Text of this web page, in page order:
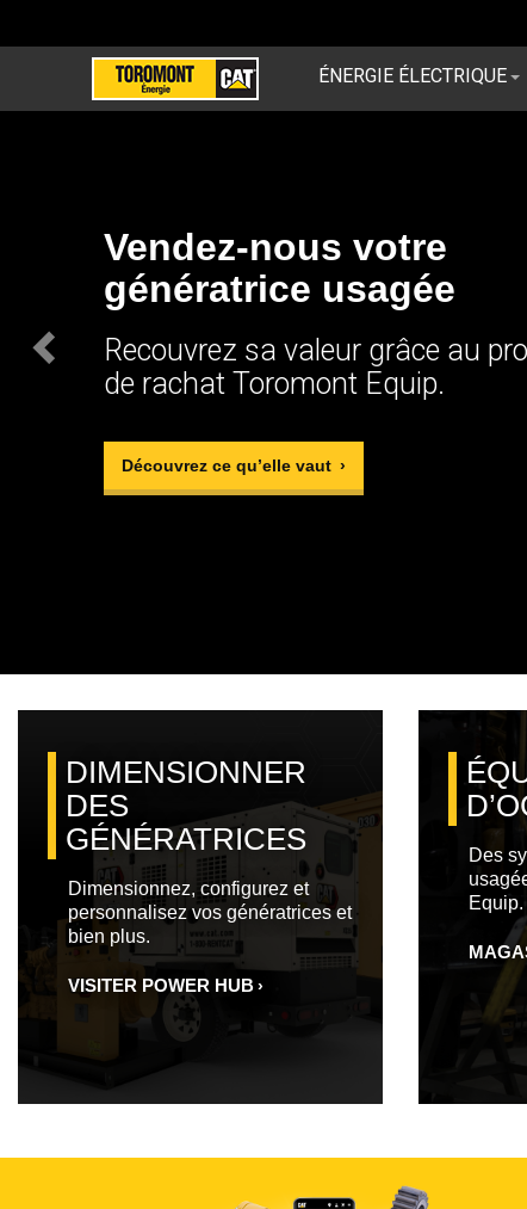
Vendez-nous votre
génératrice usagée
Recouvrez sa valeur grâce au
de rachat Toromont Equip.
Découvrez ce qu’elle vaut
DIMENSIONNER
DES
GÉNÉRATRICES
Dimensionnez, configurez et
personnalisez vos génératrices et
bien plus.
VISITER POWER HUB
Des
Equip.
ÉNERGIE ÉLECTRIQUE